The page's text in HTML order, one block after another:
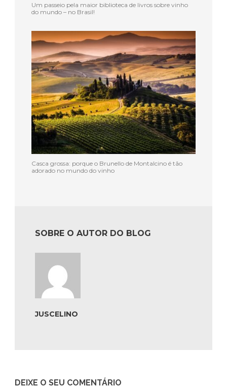
Um passeio pela maior biblioteca de livros sobre vinho
do mundo – no Brasil!
Casca grossa: porque o Brunello de Montalcino é tão
adorado no mundo do vinho
SOBRE O AUTOR DO BLOG
JUSCELINO
DEIXE O SEU COMENTÁRIO